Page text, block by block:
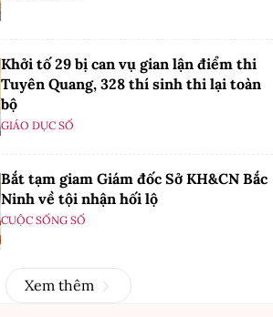
Khởi tố 29 bị can vụ gian lận điểm thi
Tuyên Quang, 328 thí sinh thi lại toàn
bộ
GIÁO DỤC SỐ
Bắt tạm giam Giám đốc Sở KH&CN Bắc
Ninh về tội nhận hối lộ
CUỘC SỐNG SỐ
Xem thêm